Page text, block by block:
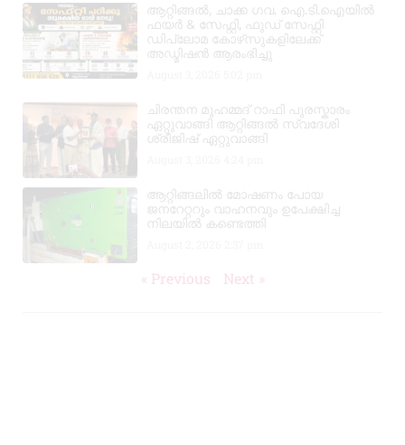
ആറ്റിങ്ങൽ, ചാക്ക ഗവ. ഐ.ടി.ഐയിൽ
ഫയർ & സേഫ്റ്റി, ഫുഡ് സേഫ്റ്റി
ഡിപ്ലോമ കോഴ്‌സുകളിലേക്ക്
അഡ്മിഷൻ ആരംഭിച്ചു
ചിരന്തന മുഹമ്മദ് റാഫി പുരസ്കാരം
ഏറ്റുവാങ്ങി ആറ്റിങ്ങൽ സ്വദേശി
ശ്രീജിഷ് ഏറ്റുവാങ്ങി
ആറ്റിങ്ങലിൽ മോഷണം പോയ
ജനറേറ്ററും വാഹനവും ഉപേക്ഷിച്ച
നിലയിൽ കണ്ടെത്തി
« Previous Next »